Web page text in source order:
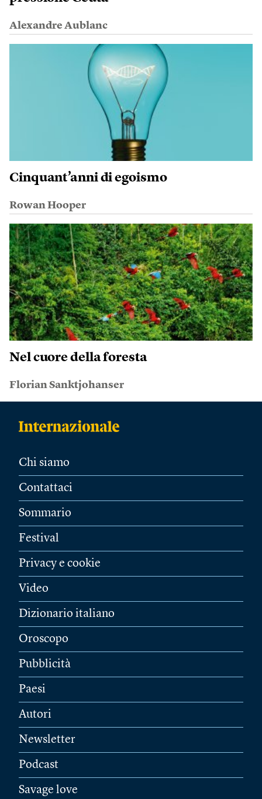
Alexandre Aublanc
Cinquant’anni di egoismo
Rowan Hooper
Nel cuore della foresta
Florian Sanktjohanser
Chi siamo
Contattaci
Sommario
Festival
Privacy e cookie
Video
Dizionario italiano
Oroscopo
Pubblicità
Paesi
Autori
Newsletter
Podcast
Savage love